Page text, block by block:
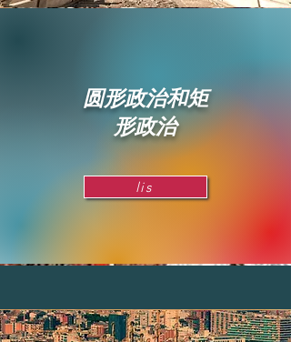
圆形政治和矩
形政治
lis